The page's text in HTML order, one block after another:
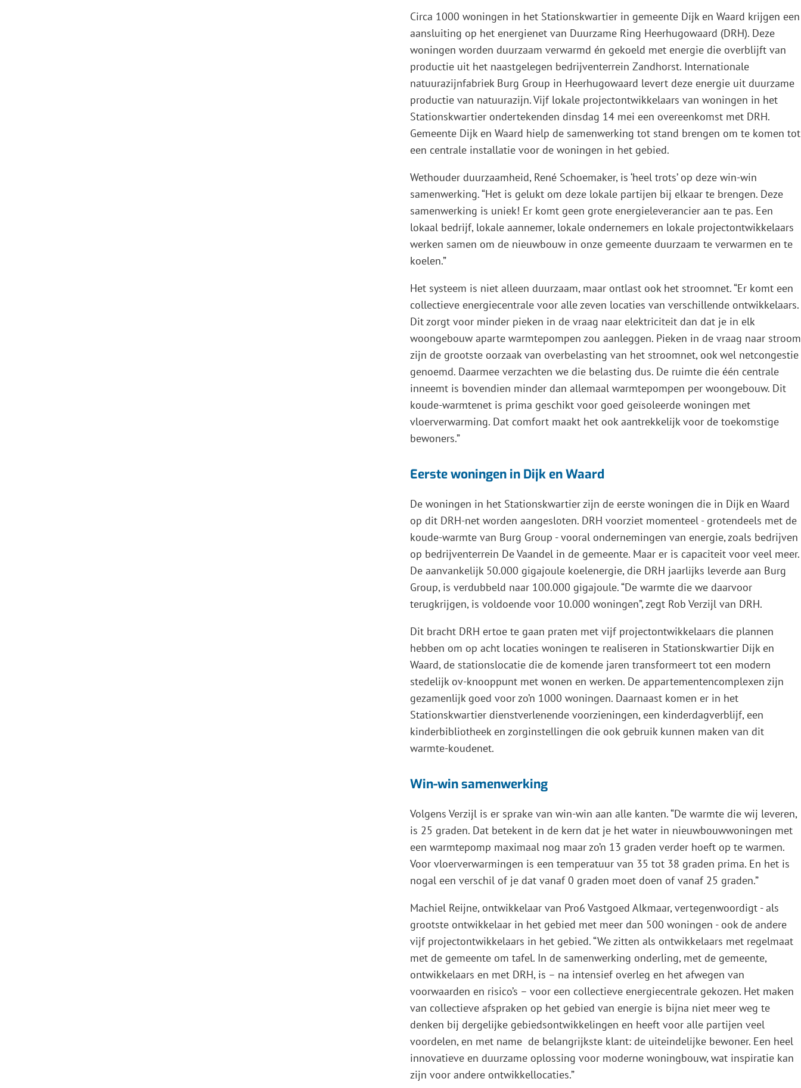
Circa 1000 woningen in het Stationskwartier in gemeente Dijk en Waard krijgen een
aansluiting op het energienet van Duurzame Ring Heerhugowaard (DRH). Deze
woningen worden duurzaam verwarmd én gekoeld met energie die overblijft van
productie uit het naastgelegen bedrijventerrein Zandhorst. Internationale
natuurazijnfabriek Burg Group in Heerhugowaard levert deze energie uit duurzame
productie van natuurazijn. Vijf lokale projectontwikkelaars van woningen in het
Stationskwartier ondertekenden dinsdag 14 mei een overeenkomst met DRH.
Gemeente Dijk en Waard hielp de samenwerking tot stand brengen om te komen tot
een centrale installatie voor de woningen in het gebied.
Wethouder duurzaamheid, René Schoemaker, is ‘heel trots’ op deze win-win
samenwerking. “Het is gelukt om deze lokale partijen bij elkaar te brengen. Deze
samenwerking is uniek! Er komt geen grote energieleverancier aan te pas. Een
lokaal bedrijf, lokale aannemer, lokale ondernemers en lokale projectontwikkelaars
werken samen om de nieuwbouw in onze gemeente duurzaam te verwarmen en te
koelen.”
Het systeem is niet alleen duurzaam, maar ontlast ook het stroomnet. “Er komt een
collectieve energiecentrale voor alle zeven locaties van verschillende ontwikkelaars.
Dit zorgt voor minder pieken in de vraag naar elektriciteit dan dat je in elk
woongebouw aparte warmtepompen zou aanleggen. Pieken in de vraag naar stroom
zijn de grootste oorzaak van overbelasting van het stroomnet, ook wel netcongestie
genoemd. Daarmee verzachten we die belasting dus. De ruimte die één centrale
inneemt is bovendien minder dan allemaal warmtepompen per woongebouw. Dit
koude-warmtenet is prima geschikt voor goed geïsoleerde woningen met
vloerverwarming. Dat comfort maakt het ook aantrekkelijk voor de toekomstige
bewoners.”
Eerste woningen in Dijk en Waard
De woningen in het Stationskwartier zijn de eerste woningen die in Dijk en Waard
op dit DRH-net worden aangesloten. DRH voorziet momenteel - grotendeels met de
koude-warmte van Burg Group - vooral ondernemingen van energie, zoals bedrijven
op bedrijventerrein De Vaandel in de gemeente. Maar er is capaciteit voor veel meer.
De aanvankelijk 50.000 gigajoule koelenergie, die DRH jaarlijks leverde aan Burg
Group, is verdubbeld naar 100.000 gigajoule. “De warmte die we daarvoor
terugkrijgen, is voldoende voor 10.000 woningen”, zegt Rob Verzijl van DRH.
Dit bracht DRH ertoe te gaan praten met vijf projectontwikkelaars die plannen
hebben om op acht locaties woningen te realiseren in Stationskwartier Dijk en
Waard, de stationslocatie die de komende jaren transformeert tot een modern
stedelijk ov-knooppunt met wonen en werken. De appartementencomplexen zijn
gezamenlijk goed voor zo’n 1000 woningen. Daarnaast komen er in het
Stationskwartier dienstverlenende voorzieningen, een kinderdagverblijf, een
kinderbibliotheek en zorginstellingen die ook gebruik kunnen maken van dit
warmte-koudenet.
Win-win samenwerking
Volgens Verzijl is er sprake van win-win aan alle kanten. “De warmte die wij leveren,
is 25 graden. Dat betekent in de kern dat je het water in nieuwbouwwoningen met
een warmtepomp maximaal nog maar zo’n 13 graden verder hoeft op te warmen.
Voor vloerverwarmingen is een temperatuur van 35 tot 38 graden prima. En het is
nogal een verschil of je dat vanaf 0 graden moet doen of vanaf 25 graden.”
Machiel Reijne, ontwikkelaar van Pro6 Vastgoed Alkmaar, vertegenwoordigt - als
grootste ontwikkelaar in het gebied met meer dan 500 woningen - ook de andere
vijf projectontwikkelaars in het gebied. “We zitten als ontwikkelaars met regelmaat
met de gemeente om tafel. In de samenwerking onderling, met de gemeente,
ontwikkelaars en met DRH, is – na intensief overleg en het afwegen van
voorwaarden en risico’s – voor een collectieve energiecentrale gekozen. Het maken
van collectieve afspraken op het gebied van energie is bijna niet meer weg te
denken bij dergelijke gebiedsontwikkelingen en heeft voor alle partijen veel
voordelen, en met name de belangrijkste klant: de uiteindelijke bewoner. Een heel
innovatieve en duurzame oplossing voor moderne woningbouw, wat inspiratie kan
zijn voor andere ontwikkellocaties.”